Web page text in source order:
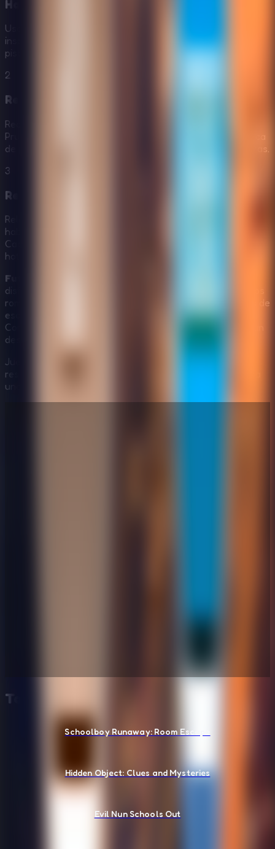
Haz clic para explorar el hotel
Usa el ratón para hacer clic por cada sala futurista,
inspeccionar detalles del hotel, abrir paneles y revelar
pistas escondidas en el edificio.
2
Recoge objetos útiles
Recoge objetos que puedan ayudar a Wilton a escapar.
Prueba cada elemento en lugares lógicos, sobre todo cerca
de puertas cerradas, máquinas y paneles de rompecabezas.
3
Resuelve pistas para desbloquear la salida
Relaciona símbolos, números, colores y pistas de las
habitaciones para resolver los rompecabezas del hotel.
Cada respuesta correcta acerca a Wilton a escapar del
hotel futurista.
Future Hotel Escape
disfrutan los escenarios futuristas, el misterio tranquilo, los
rompecabezas point and click de 365 Escape y los juegos de
escape de edificios basados en la observación y la lógica.
Convierte el extraño despertar de Wilton en un hotel en un
desafío de
Juega ahora a
resolver los rompecabezas del hotel futurista y encuentra
una salida segura.
También te puede gustar
Schoolboy Runaway: Room Escape
Hidden Object: Clues and Mysteries
Evil Nun Schools Out